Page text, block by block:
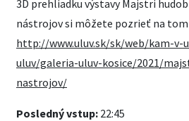
3D prehliadku výstavy Majstri
nástrojov si môžete pozrieť na
http://www.uluv.sk/sk/web/kam-v-
uluv/galeria-uluv-kosice/2021/
nastrojov/
Posledný vstup: 22:45